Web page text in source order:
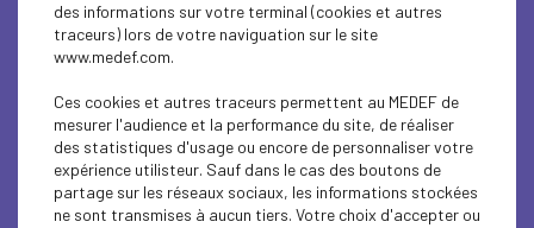
À l’issue du 5e Forum
économique France-Espagne,
qui s’est tenu à Paris le 23 mars
2026, le Mouvement des
Entreprises de France (Medef)
et son homologue, la
des informations sur votre terminal (cookies et autres
traceurs) lors de votre naviguation sur le site
www.medef.com.
Ces cookies et autres traceurs permettent au MEDEF de
mesurer l'audience et la performance du site, de réaliser
des statistiques d'usage ou encore de personnaliser votre
expérience utilisteur. Sauf dans le cas des boutons de
partage sur les réseaux sociaux, les informations stockées
ne sont transmises à aucun tiers. Votre choix d'accepter ou